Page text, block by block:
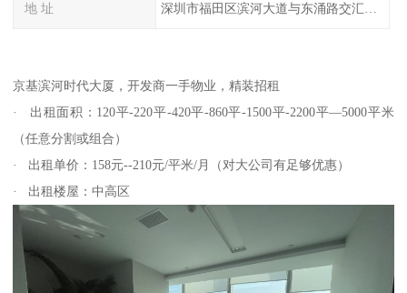
地 址 深圳市福田区滨河大道与东涌路交汇处（地铁9号线下沙站）
京基滨河时代大厦，开发商一手物业，精装招租
· 出租面积：120平-220平-420平-860平-1500平-2200平—5000平米
（任意分割或组合）
· 出租单价：158元--210元/平米/月（对大公司有足够优惠）
· 出租楼屋：中高区